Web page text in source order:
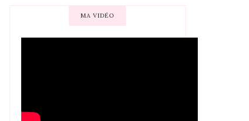
MA VIDÉO